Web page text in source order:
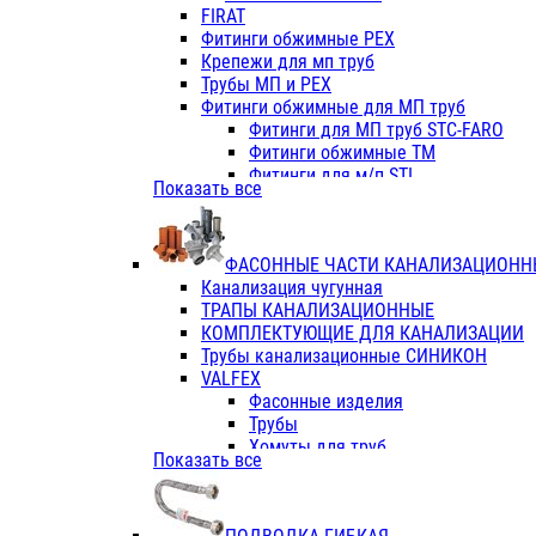
Фитинги ПП белые
Фитинги ПП белые
Фитинги ППс металл.белые
VALFEX
Трубы PE-RT
Трубы ПП водопровод белые
Трубы ПП водопровод серые
Трубы армированные
Трубы армированные
Фитинги с металл. серые
Фитинги ПП (серые)
Фитинги ПП белые
Краны
Фитинги ПП (белые)
Фитинги ПП с металлом белые
ПК КОНТУР
Краны полипропиленовые
Трубы полипропиленивые
FIRAT
Фитинги обжимные PEX
Крепежи для мп труб
Трубы МП и PEX
Фитинги обжимные для МП труб
Фитинги для МП труб STC-FARO
Фитинги обжимные ТМ
Фитинги для м/п STI
Фитинги для МП труб TITAN
TK
VALFEX
Показать все
ФАСОННЫЕ ЧАСТИ
Канализация чугунная
ТРАПЫ КАНАЛИЗАЦИОННЫЕ
КОМПЛЕКТУЮЩИЕ ДЛЯ КАНАЛИЗАЦИИ
Трубы канализационные СИНИКОН
VALFEX
Фасонные изделия
Трубы
Хомуты для труб
ПВХ (стройполимер)
Показать все